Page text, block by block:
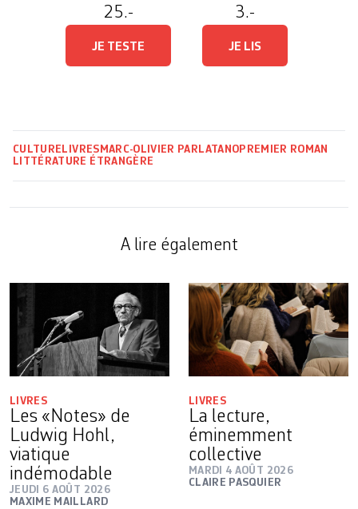
25.-
JE TESTE
3.-
JE LIS
CULTURE LIVRES MARC-OLIVIER PARLATANO PREMIER ROMAN
LITTÉRATURE ÉTRANGÈRE
A lire également
LIVRES
Les «Notes» de
Ludwig Hohl,
viatique
indémodable
JEUDI 6 AOÛT 2026
MAXIME MAILLARD
LIVRES
La lecture,
éminemment
collective
MARDI 4 AOÛT 2026
CLAIRE PASQUIER